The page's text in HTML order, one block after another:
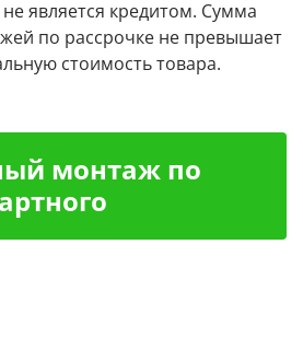
не является кредитом. Сумма
по рассрочке не превышает
стоимость товара.
монтаж по